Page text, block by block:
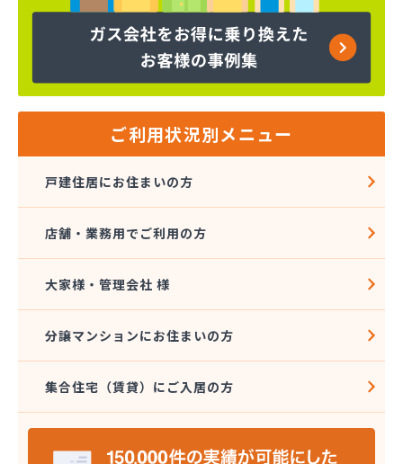
株式会社大進本社
株式会社長栄ガスサービス
株式会社鳥羽
株式会社武重商会 プロパン部
株式会社武重商会 プロパン佐久営業所
株式会社武重商会 松本支店
株式会社北澤商会
株式会社堀内商事
関東ガス株式会社
丸山産業
丸子日通プロパン販売有限会社
宮原酸素株式会社 長野営業所
宮島燃料店
協同組合千曲エルピーガス供給センター
ご利用状況別メニュー
戸建住居にお住まいの方
店舗・業務用でご利用の方
大家様・管理会社 様
分譲マンションにお住まいの方
集合住宅（賃貸）にご入居の方